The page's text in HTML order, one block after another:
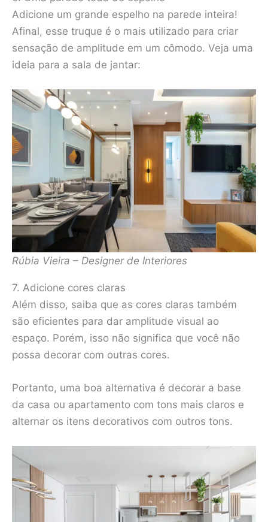
Adicione um grande espelho na parede inteira!
Afinal, esse truque é o mais utilizado para criar
sensação de amplitude em um cômodo. Veja uma
ideia para a sala de jantar:
Rúbia Vieira – Designer de Interiores
7. Adicione cores claras
Além disso, saiba que as cores claras também
são eficientes para dar amplitude visual ao
espaço. Porém, isso não significa que você não
possa decorar com outras cores.
Portanto, uma boa alternativa é decorar a base
da casa ou apartamento com tons mais claros e
alternar os itens decorativos com outros tons.